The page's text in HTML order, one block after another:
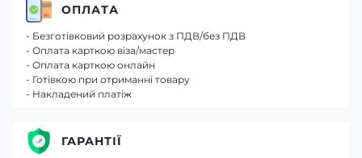
ОПЛАТА
- Безготівковий розрахунок з ПДВ/без ПДВ
- Оплата карткою віза/мастер
- Оплата карткою онлайн
- Готівкою при отриманні товару
- Накладений платіж
ГАРАНТІЇ